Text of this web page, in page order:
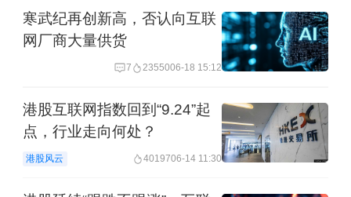
由此可见，《医疗广告管理办法》的涵
义亟待拓宽。要从单一关注发布者视
角，转向兼顾接收者视角，以内容对患
者的实际影响为实质判断标准。凡是显
著影响患者就医选择、治疗决策或消费
预期的推介性内容，无论发布主体、呈
寒武纪再创新高，否认向互联
网厂商大量供货
7 2355006-18 15:12
港股互联网指数回到“9.24”起
点，行业走向何处？
港股风云 4019706-14 11:30